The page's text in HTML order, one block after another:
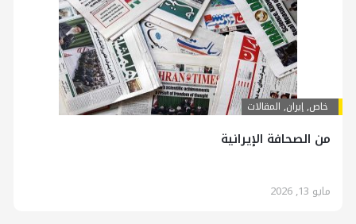
خاص,إيران, المقالات
من الصحافة الإيرانية
مايو 13, 2026